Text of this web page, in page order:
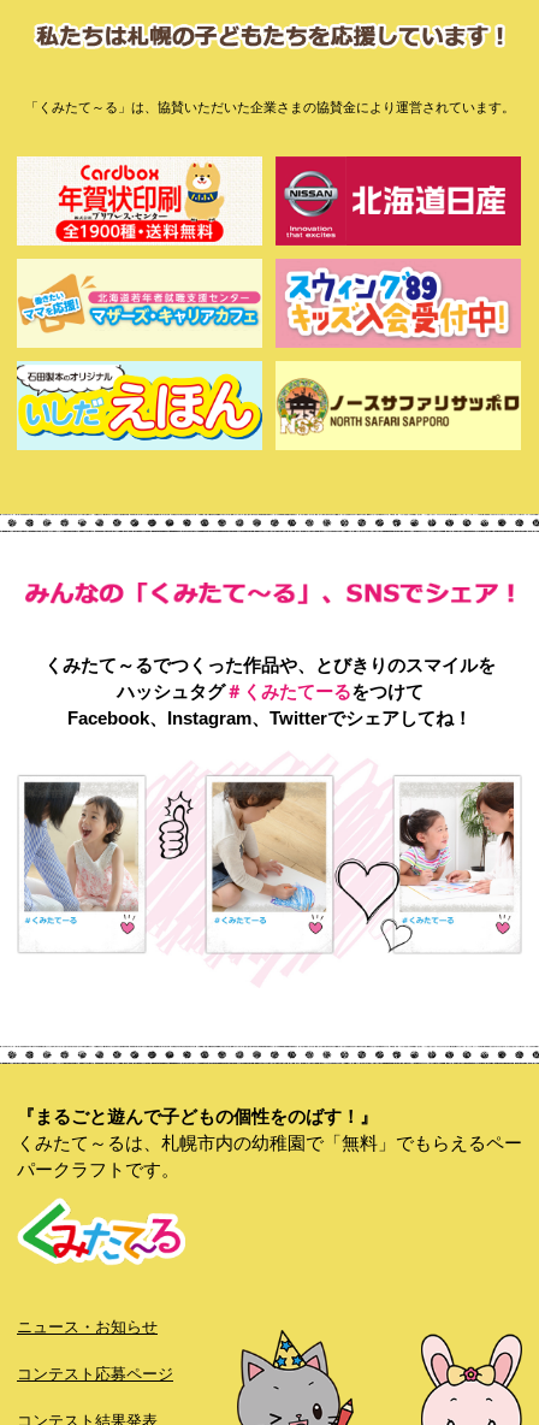
「くみたて～る」は、協賛いただいた企業さまの協賛金により運営されています。
くみたて～るでつくった作品や、とびきりのスマイルを
ハッシュタグ＃くみたてーるをつけて
Facebook、Instagram、Twitterでシェアしてね！
『まるごと遊んで子どもの個性をのばす！』
くみたて～るは、札幌市内の幼稚園で「無料」でもらえるペー
パークラフトです。
ニュース・お知らせ
コンテスト応募ページ
コンテスト結果発表